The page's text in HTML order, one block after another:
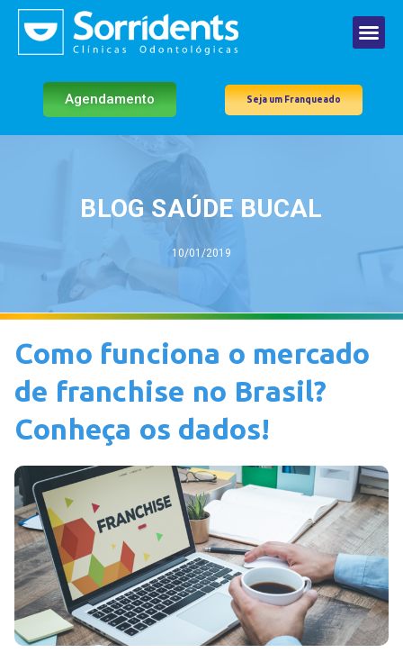
Agendamento Seja um Franqueado
BLOG SAÚDE BUCAL
10/01/2019
Como funciona o mercado
de franchise no Brasil?
Conheça os dados!